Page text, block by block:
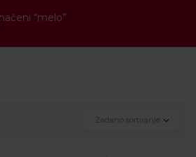
“melo”
Zadano sortiranje